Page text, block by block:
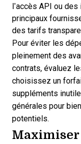
l’accès API ou
principaux
des tarifs
Pour éviter les
pleinement des
contrats, évaluez
choisissez un
suppléments
générales pour
potentiels.
Maximiser